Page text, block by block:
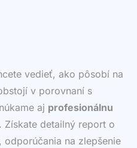
vedieť, ako pôsobí na
v porovnaní s
aj profesionálnu
. Získate detailný report o
na zlepšenie